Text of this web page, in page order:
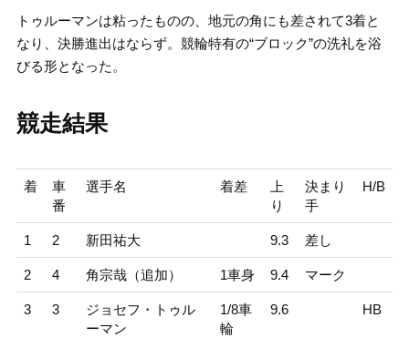
トゥルーマンは粘ったものの、地元の角にも差されて3着と
なり、決勝進出はならず。競輪特有の“ブロック”の洗礼を浴
びる形となった。
競走結果
着
車
番
選手名 着差
上
り
決まり
手
H/B
1 2 新田祐大 9.3 差し
2 4 角宗哉（追加） 1車身 9.4 マーク
3 3
ジョセフ・トゥル
ーマン
1/8車
輪
9.6 HB